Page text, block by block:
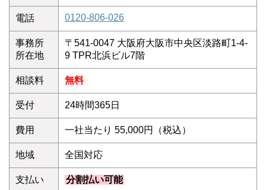
電話 0120-806-026
事務所
所在地
〒541-0047 大阪府大阪市中央区淡路町1-4-
9 TPR北浜ビル7階
相談料 無料
受付 24時間365日
費用 一社当たり 55,000円（税込）
地域 全国対応
支払い 分割払い可能